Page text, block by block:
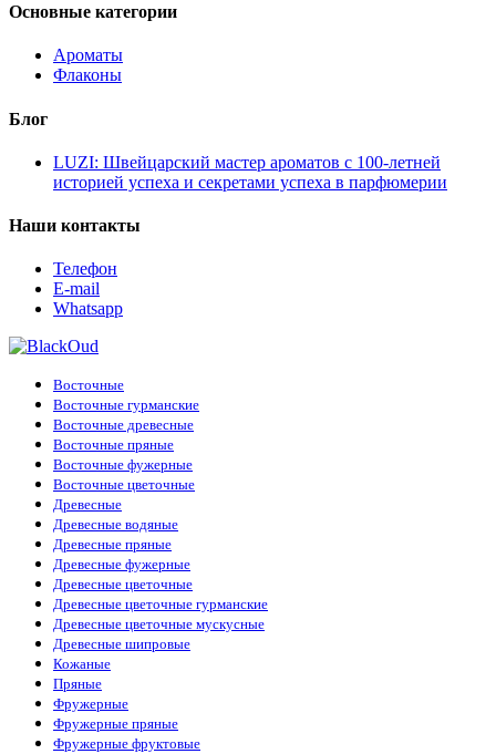
Основные категории
Ароматы
Флаконы
Блог
LUZI: Швейцарский мастер ароматов с 100-летней
историей успеха и секретами успеха в парфюмерии
Наши контакты
Телефон
E-mail
Whatsapp
Восточные
Восточные гурманские
Восточные древесные
Восточные пряные
Восточные фужерные
Восточные цветочные
Древесные
Древесные водяные
Древесные пряные
Древесные фужерные
Древесные цветочные
Древесные цветочные гурманские
Древесные цветочные мускусные
Древесные шипровые
Кожаные
Пряные
Фружерные
Фружерные пряные
Фружерные фруктовые